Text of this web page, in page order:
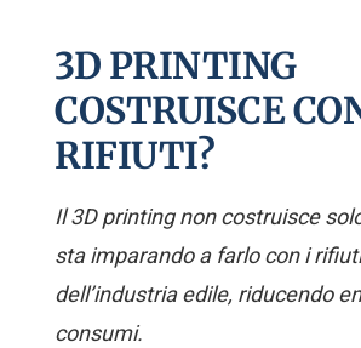
3D PRINTING
COSTRUISCE
RIFIUTI?
Il 3D printing non costruisce
sta imparando a farlo con i rifiuti
dell’industria edile, riducendo
consumi.